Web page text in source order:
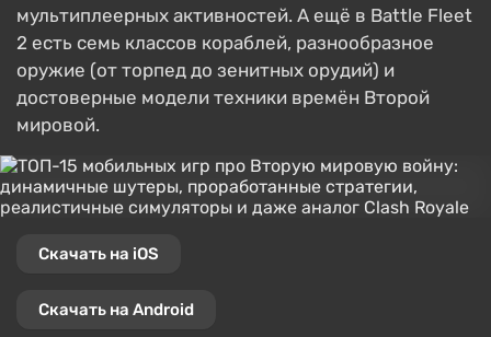
мультиплеерных активностей. А ещё в Battle Fleet
2 есть семь классов кораблей, разнообразное
оружие (от торпед до зенитных орудий) и
достоверные модели техники времён Второй
мировой.
Скачать на iOS
Скачать на Android